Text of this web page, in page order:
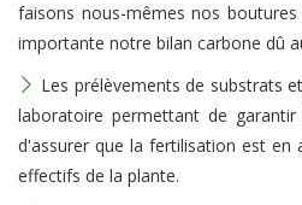
faisons nous-mêmes nos
importante notre bilan carbone dû
Les prélèvements de substrats
laboratoire permettant de
d'assurer que la fertilisation est en
effectifs de la plante.